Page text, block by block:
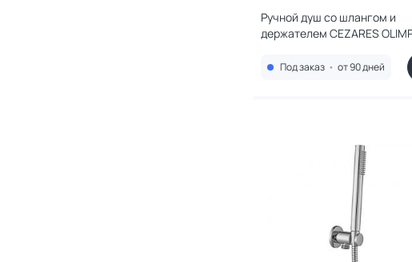
Ручной душ со шлангом и
держателем CEZARES
Под заказ • от 90 дней